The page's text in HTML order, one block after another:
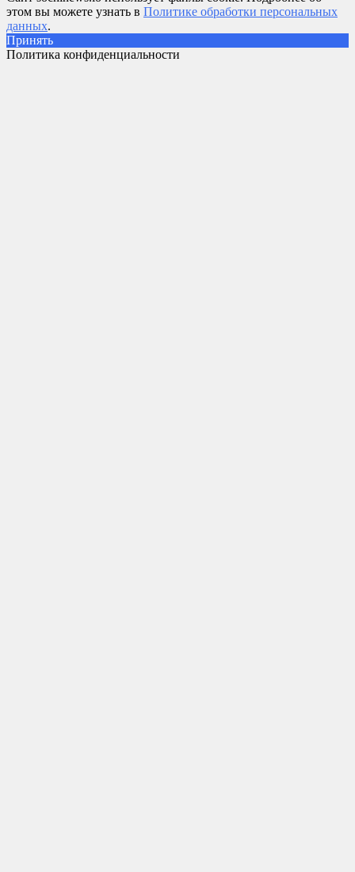
этом вы можете узнать в Политике обработки персональных
данных.
Принять
Политика конфиденциальности